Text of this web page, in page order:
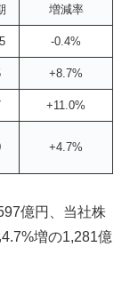
増減率
-0.4%
+8.7%
+11.0%
+4.7%
億円、当社株
増の1,281億